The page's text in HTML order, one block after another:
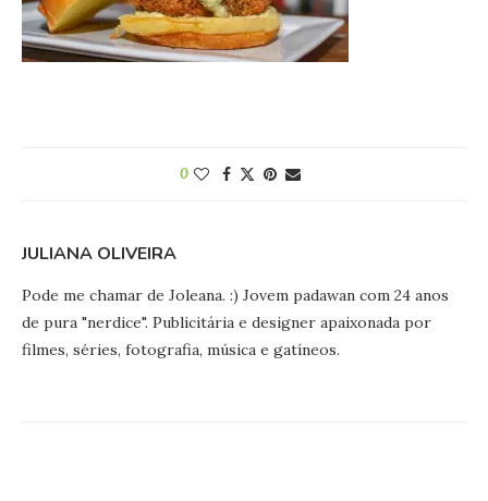
0
JULIANA OLIVEIRA
Pode me chamar de Joleana. :) Jovem padawan com 24 anos
de pura "nerdice". Publicitária e designer apaixonada por
filmes, séries, fotografia, música e gatíneos.